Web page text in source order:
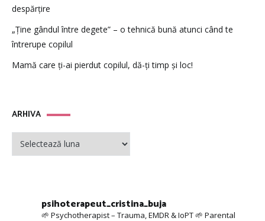
despărțire
„Ține gândul între degete” – o tehnică bună atunci când te
întrerupe copilul
Mamă care ți-ai pierdut copilul, dă-ți timp și loc!
ARHIVAARHIVA
psihoterapeut_cristina_buja
🌱 Psychotherapist – Trauma, EMDR & IoPT🌱 Parental